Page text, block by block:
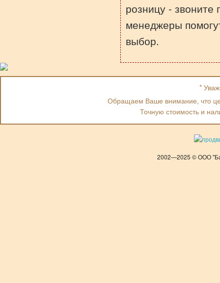
розницу -
менеджеры
выбор.
*
Обращаем Ваше внимание, что
Точную стоимость и
2002—2025 © ООО